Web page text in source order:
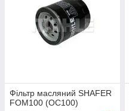
Фільтр масляний SHAFER
FOM100 (OC100)